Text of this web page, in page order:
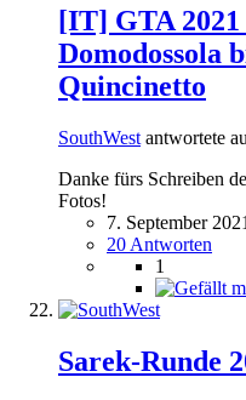
[IT] GTA
Domodossola
Quincinetto
SouthWest antwortete
Danke fürs Schreiben
Fotos!
7. September 2021
20 Antworten
1
Sarek-Runde